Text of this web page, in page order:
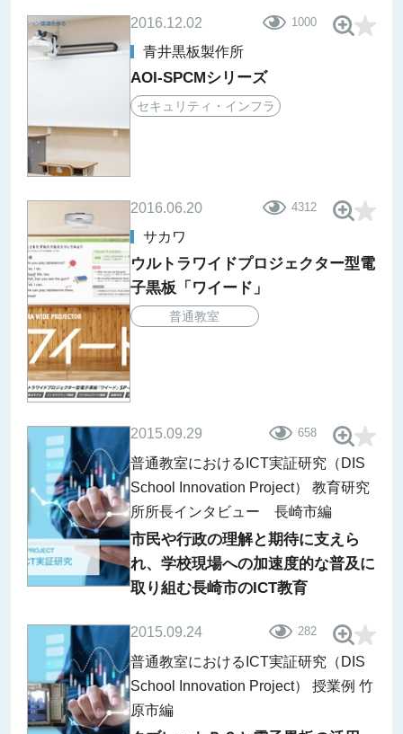
2016.12.02 1000
青井黒板製作所
AOI-SPCMシリーズ
セキュリティ・インフラ
2016.06.20 4312
サカワ
ウルトラワイドプロジェクター型電
子黒板「ワイード」
普通教室
2015.09.29 658
普通教室におけるICT実証研究（DIS
School Innovation Project） 教育研究
所所長インタビュー 長崎市編
市民や行政の理解と期待に支えら
れ、学校現場への加速度的な普及に
取り組む長崎市のICT教育
2015.09.24 282
普通教室におけるICT実証研究（DIS
School Innovation Project） 授業例 竹
原市編